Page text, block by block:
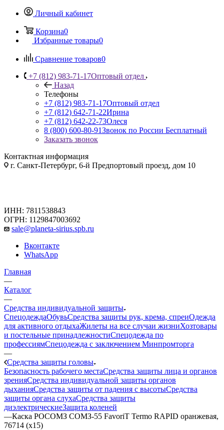
Личный кабинет
Корзина0
Избранные товары0
Сравнение товаров0
+7 (812) 983-71-17Оптовый отдел
Назад
Телефоны
+7 (812) 983-71-17Оптовый отдел
+7 (812) 642-71-22Ирина
+7 (812) 642-22-73Олеся
8 (800) 600-80-91Звонок по России Бесплатный
Заказать звонок
Контактная информация
г. Санкт-Петербург, 6-й Предпортовый проезд, дом 10
ИНН: 7811538843
ОГРН: 1129847003692
sale@planeta-sirius.spb.ru
Вконтакте
WhatsApp
Главная
—
Каталог
—
Средства индивидуальной защиты
СпецодеждаОбувьСредства защиты рук, крема, спреиОдежда
для активного отдыхаЖилеты на все случаи жизниХозтовары
и постельные принадлежностиСпецодежда по
профессиямСпецодежда с заключением Минпромторга
—
Средства защиты головы
Безопасность рабочего местаСредства защиты лица и органов
зренияСредства индивидуальной защиты органов
дыханияСредства защиты от падения с высотыСредства
защиты органа слухаСредства защиты
диэлектрическиеЗащита коленей
—Каска РОСОМЗ СОМЗ-55 FavoriT Termo RAPID оранжевая,
76714 (х15)